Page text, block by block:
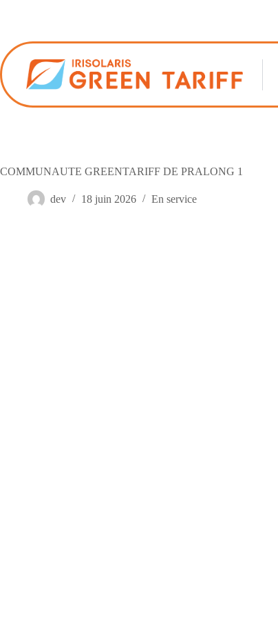
COMMUNAUTE GREENTARIFF DE PRALONG 1
dev 18 juin 2026 En service